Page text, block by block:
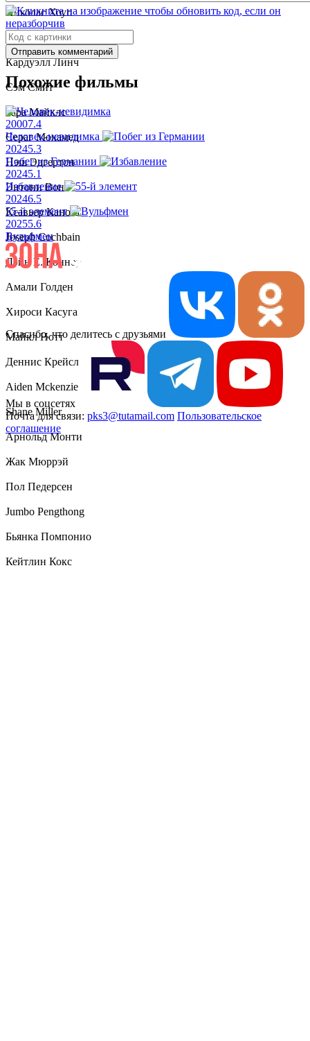
Николас Хоуп
Клив Уильямс
Кардуэлл Линч
Сэм Смит
Зара Майклс
Сераг Мохамед
Нэш Эдгертон
Энтони Вон
Ксавьер Каноза
Joseph Cochbain
Дэйн Е. Коннор
Амали Голден
Хироси Касуга
Майкл Нотт
Деннис Крейслер
Aiden Mckenzie
Shane Miller
Арнольд Монти
Жак Мюррэй
Пол Педерсен
Jumbo Pengthong
Бьянка Помпонио
Кейтлин Кокс
Отправить комментарий
Похожие фильмы
20007.4
Человек-невидимка
20245.3
Побег из Германии
20245.1
Избавление
20246.5
55-й элемент
20255.6
Вульфмен
Спасибо, что делитесь с друзьями
Мы в соцсетях
Почта для связи: pks3@tutamail.com Пользовательское
соглашение